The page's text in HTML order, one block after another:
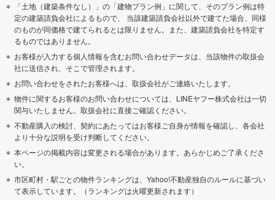
「土地（建築条件なし）」の「建物プラン例」に関して、そのプラン例は特
定の建築請負会社によるもので、 当該建築請負会社以外で建てた場合、同様
のものが同価格で建てられるとは限りません。また、建築請負会社を特定す
るものではありません。
お客様が入力する個人情報を含むお問い合わせデータは、当該物件の取扱会
社に送信され、そこで管理されます。
お問い合わせをされたお客様へは、取扱会社がご連絡いたします。
物件に関するお客様のお問い合わせについては、LINEヤフー株式会社は一切
関与いたしません。取扱会社に直接ご確認ください。
不動産購入の検討、契約にあたってはお客様ご自身が情報を確認し、各会社
より十分な説明を受け判断してください。
本ページの掲載内容は変更される場合があります。あらかじめご了承くださ
い。
市区町村・駅ごとの物件ランキングは、Yahoo!不動産独自のルールに基づい
て表示しています。（ランキングは火曜更新されます）